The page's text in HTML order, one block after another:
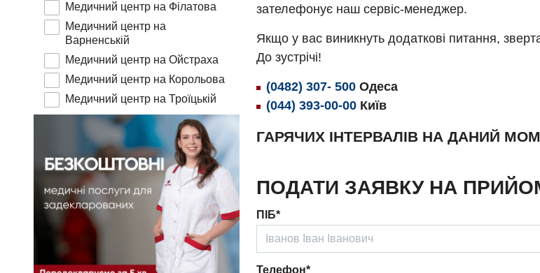
Медичний центр на Філатова
Медичний центр на
Варненській
Медичний центр на Ойстраха
Медичний центр на Корольова
Медичний центр на Троїцькій
зателефонує наш сервіс-менеджер.
Якщо у вас виникнуть додаткові питання,
До зустрічі!
(0482) 307- 500 Одеса
(044) 393-00-00 Київ
ГАРЯЧИХ ІНТЕРВАЛІВ НА ДАНИЙ
ПОДАТИ ЗАЯВКУ НА
ПІБ*
Телефон*